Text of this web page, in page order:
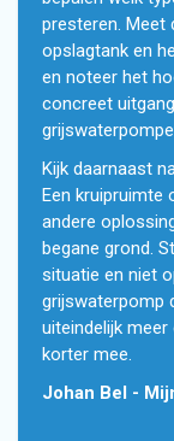
presteren.
opslagtank en
en noteer het
concreet
Kijk daarnaast
Een kruipruimte
andere
begane grond.
situatie en niet
grijswaterpomp
uiteindelijk
korter mee.
Johan Bel -